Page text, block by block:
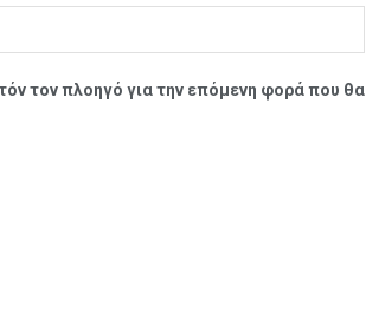
τον πλοηγό για την επόμενη φορά που θα